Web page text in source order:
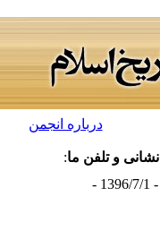
درباره انجمن
نشانی و تلفن ما:
- 1396/7/1 -